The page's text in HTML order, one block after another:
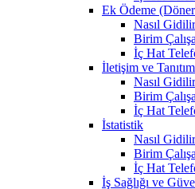
Ek Ödeme
Nasıl
Birim
İç Hat
İletişim ve Tanıtım
Nasıl
Birim
İç Hat
İstatistik
Nasıl
Birim
İç Hat
İş Sağlığı ve